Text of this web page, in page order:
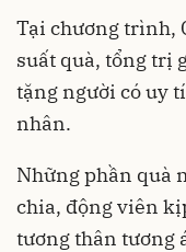
Tại chương trình,
suất quà, tổng trị
tặng người có uy
nhân.
Những phần quà
chia, động viên
tương thân tương